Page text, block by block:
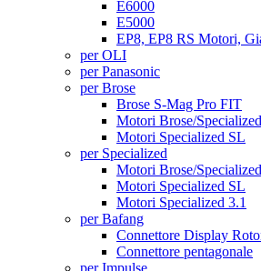
E6000
E5000
EP8, EP8 RS Motori,
per OLI
per Panasonic
per Brose
Brose S-Mag Pro FIT
Motori Brose/Specialized
Motori Specialized SL
per Specialized
Motori Brose/Specialized
Motori Specialized SL
Motori Specialized 3.1
per Bafang
Connettore Display
Connettore pentagonale
per Impulse